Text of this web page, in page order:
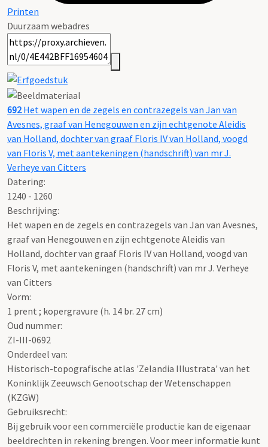
Printen
Duurzaam webadres
692Het wapen en de zegels en contrazegels van Jan van
Avesnes, graaf van Henegouwen en zijn echtgenote Aleidis
van Holland, dochter van graaf Floris IV van Holland, voogd
van Floris V, met aantekeningen (handschrift) van mr J.
Verheye van Citters
Datering:
1240 - 1260
Beschrijving:
Het wapen en de zegels en contrazegels van Jan van Avesnes,
graaf van Henegouwen en zijn echtgenote Aleidis van
Holland, dochter van graaf Floris IV van Holland, voogd van
Floris V, met aantekeningen (handschrift) van mr J. Verheye
van Citters
Vorm:
1 prent ; kopergravure (h. 14 br. 27 cm)
Oud nummer:
ZI-III-0692
Onderdeel van:
Historisch-topografische atlas 'Zelandia Illustrata' van het
Koninklijk Zeeuwsch Genootschap der Wetenschappen
(KZGW)
Gebruiksrecht:
Bij gebruik voor een commerciële productie kan de eigenaar
beeldrechten in rekening brengen. Voor meer informatie kunt